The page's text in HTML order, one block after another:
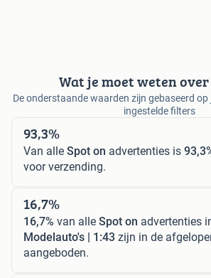
Wat je moet weten
De onderstaande waarden zijn gebaseerd
ingestelde filters
93,3%
Van alle Spot on advertenties is
voor verzending.
16,7%
16,7% van alle Spot on advertenties
Modelauto's | 1:43 zijn in de
aangeboden.